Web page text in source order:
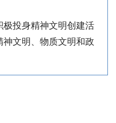
投身精神文明创建活
文明、物质文明和政